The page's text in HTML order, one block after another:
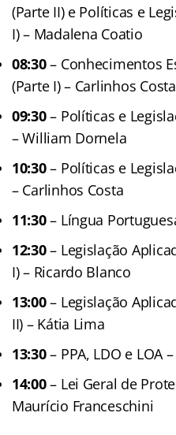
(Parte II) e Políticas e
I) – Madalena Coatio
08:30– Conhecimentos
(Parte I) – Carlinhos Costa
09:30– Políticas e
– William Dornela
10:30– Políticas e
– Carlinhos Costa
11:30– Língua
12:30– Legislação
I) – Ricardo Blanco
13:00– Legislação
II) – Kátia Lima
13:30– PPA, LDO e LOA
14:00– Lei Geral de
Maurício Franceschini